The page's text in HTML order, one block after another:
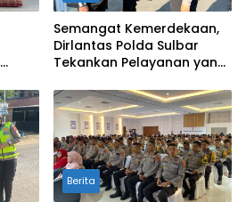
Semangat Kemerdekaan,
Dirlantas Polda Sulbar
Tekankan Pelayanan yang
Menyentuh Hati
Berita